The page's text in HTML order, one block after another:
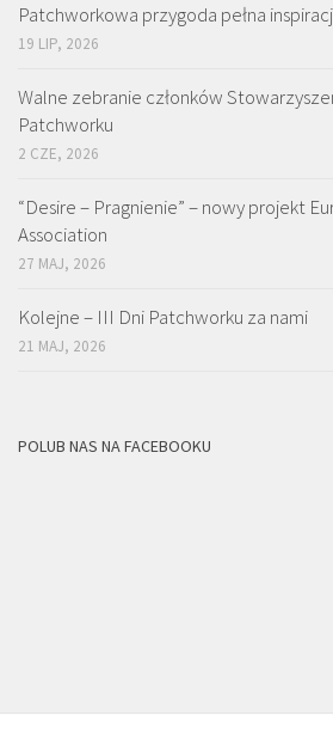
Patchworkowa przygoda pełna
19 LIP, 2026
Walne zebranie członków
Patchworku
2 CZE, 2026
“Desire – Pragnienie” – nowy projekt
Association
27 MAJ, 2026
Kolejne – III Dni Patchworku za nami
21 MAJ, 2026
POLUB NAS NA FACEBOOKU